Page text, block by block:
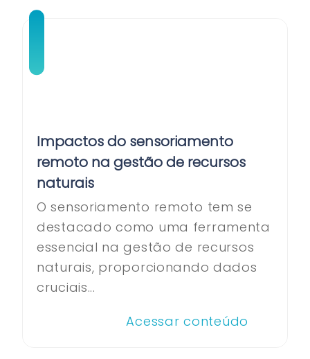
Impactos do sensoriamento
remoto na gestão de recursos
naturais
O sensoriamento remoto tem se
destacado como uma ferramenta
essencial na gestão de recursos
naturais, proporcionando dados
cruciais...
Acessar conteúdo